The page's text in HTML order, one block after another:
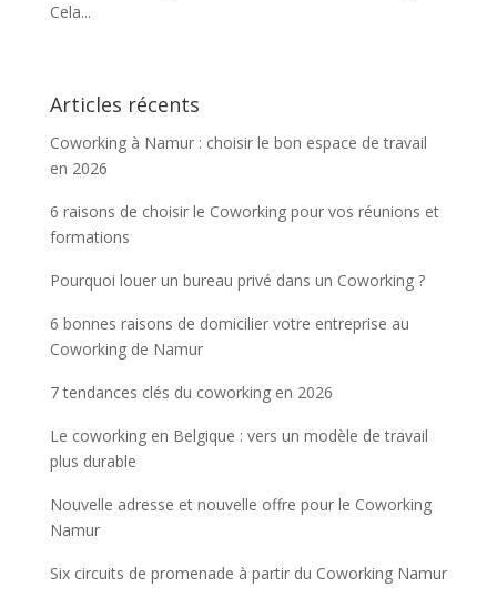
Cela...
Articles récents
Coworking à Namur : choisir le bon espace de travail
en 2026
6 raisons de choisir le Coworking pour vos réunions et
formations
Pourquoi louer un bureau privé dans un Coworking ?
6 bonnes raisons de domicilier votre entreprise au
Coworking de Namur
7 tendances clés du coworking en 2026
Le coworking en Belgique : vers un modèle de travail
plus durable
Nouvelle adresse et nouvelle offre pour le Coworking
Namur
Six circuits de promenade à partir du Coworking Namur